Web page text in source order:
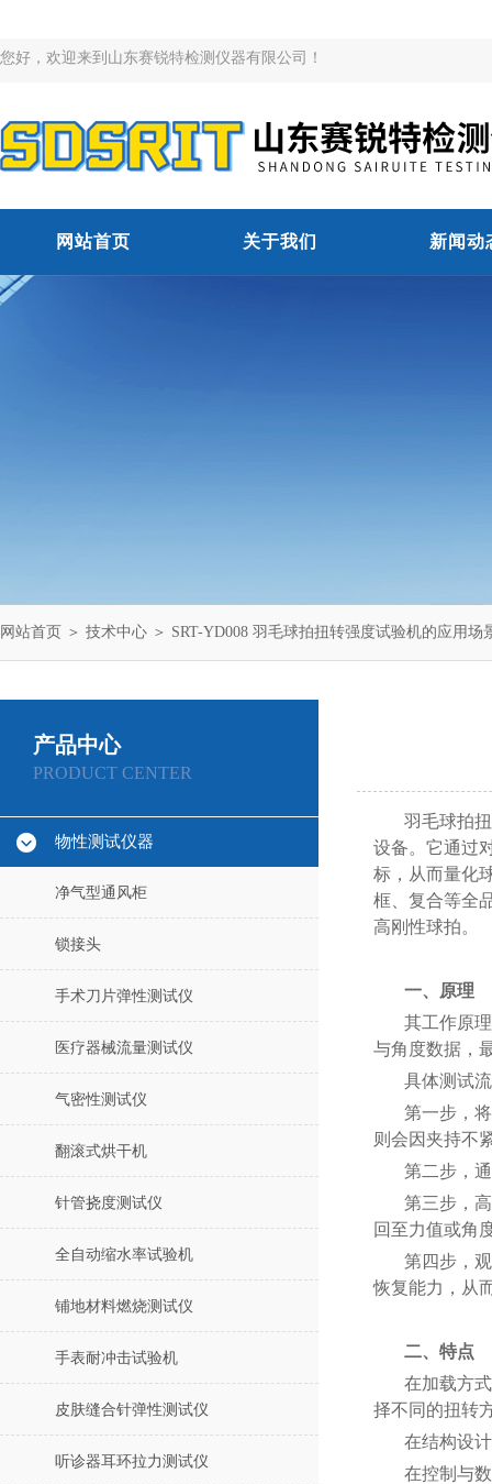
您好，欢迎来到山东赛锐特检测仪器有限公司！
网站首页 关于我们 新闻动
网站首页 ＞ 技术中心 ＞ SRT-YD008 羽毛球拍扭转强度试验机的应用
产品中心
PRODUCT CENTER
物性测试仪器
净气型通风柜
锁接头
手术刀片弹性测试仪
医疗器械流量测试仪
气密性测试仪
翻滚式烘干机
针管挠度测试仪
全自动缩水率试验机
铺地材料燃烧测试仪
手表耐冲击试验机
皮肤缝合针弹性测试仪
听诊器耳环拉力测试仪
羽毛球拍
设备。它通过
标，从而量化
框、复合等全
高刚性球拍。
一、原理
其工作原
与角度数据，
具体测试
第一步，
则会因夹持不
第二步，
第三步，
回至力值或角
第四步，
恢复能力，从
二、特点
在加载方
择不同的扭转
在结构设
在控制与